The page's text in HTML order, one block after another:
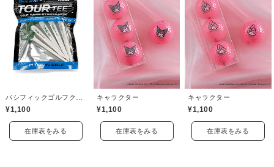
¥1,100
在庫表をみる
キャラクター
¥1,100
在庫表をみる
キャラクター
¥1,100
在庫表をみる